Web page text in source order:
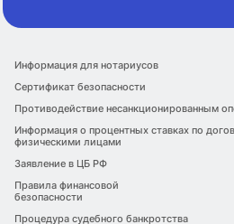
Информация для нотариусов
Сертификат безопасности
Противодействие несанкционированным
Информация о процентных ставках по
физическими лицами
Заявление в ЦБ РФ
Правила финансовой
безопасности
Процедура судебного банкротства